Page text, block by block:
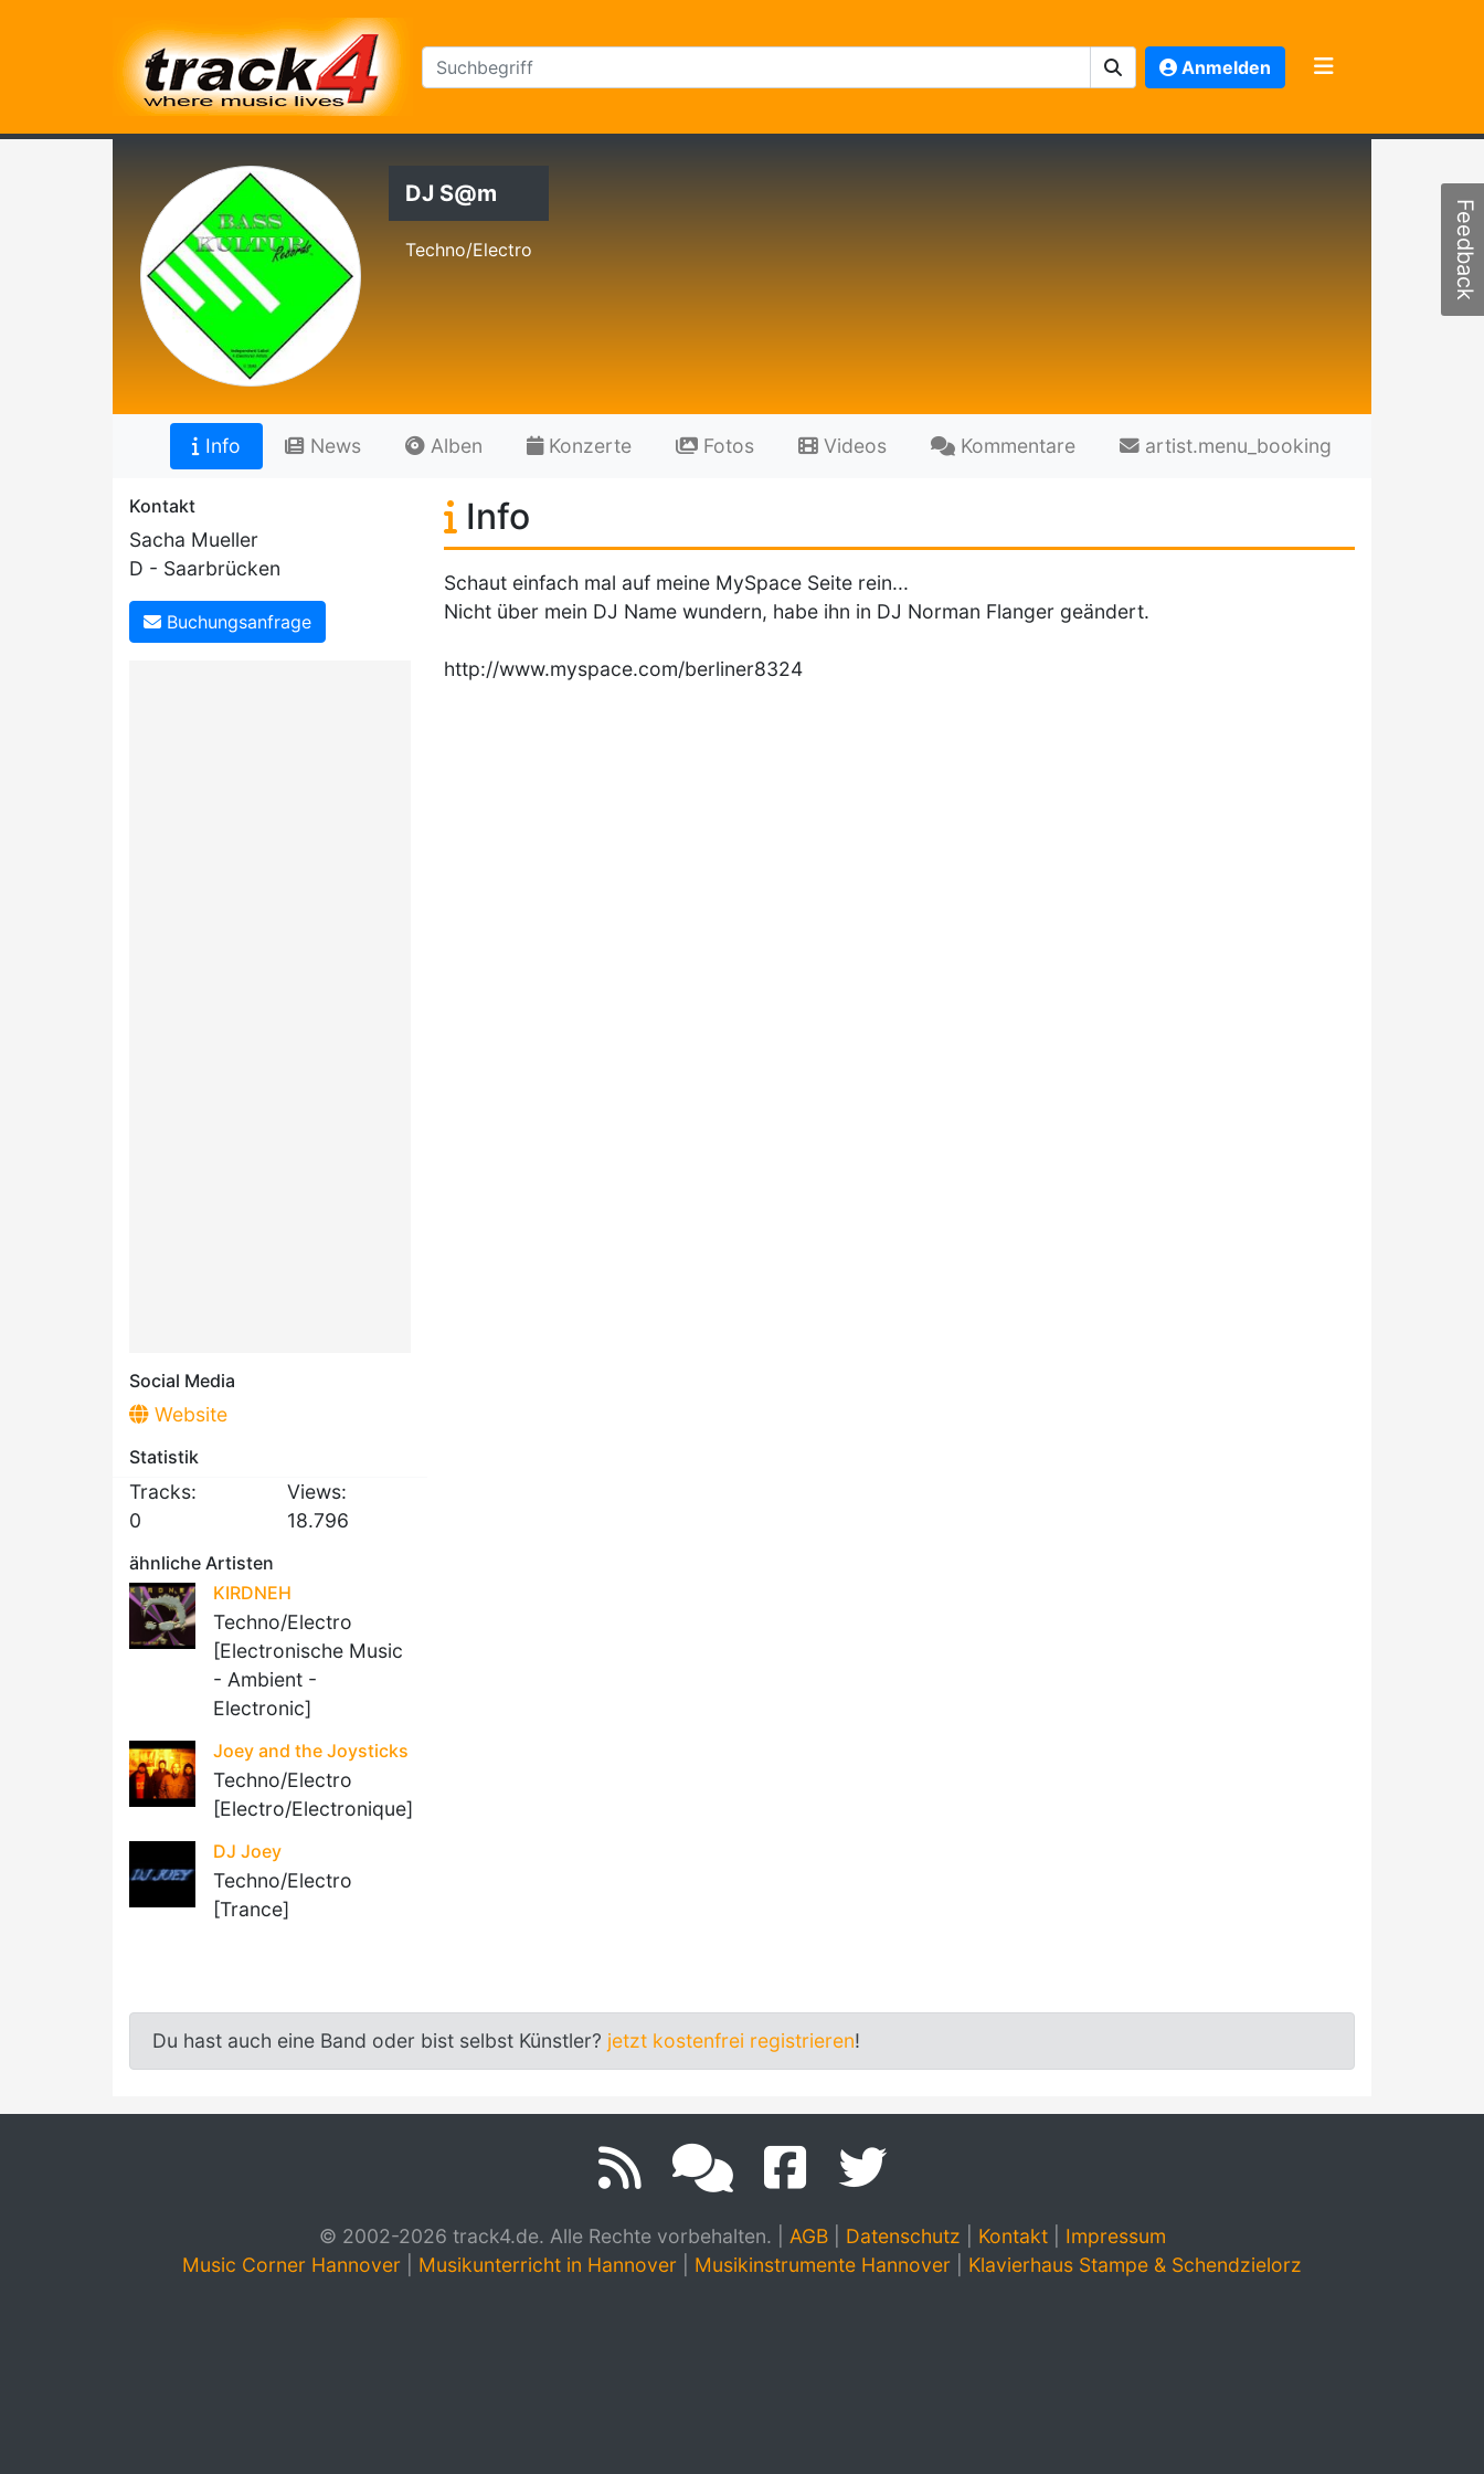
Anmelden
DJ S@m
Techno/Electro
Info News Alben Konzerte Fotos Videos Kommentare artist.menu_booking
Kontakt
Sacha Mueller
D - Saarbrücken
Buchungsanfrage
Social Media
Website
Statistik
Tracks:
0
Views:
18.796
ähnliche Artisten
KIRDNEH
Techno/Electro
[Electronische Music
- Ambient -
Electronic]
Joey and the Joysticks
Techno/Electro
[Electro/Electronique]
DJ Joey
Techno/Electro
[Trance]
Info
Schaut einfach mal auf meine MySpace Seite rein...
Nicht über mein DJ Name wundern, habe ihn in DJ Norman Flanger geändert.
http://www.myspace.com/berliner8324
Du hast auch eine Band oder bist selbst Künstler? jetzt kostenfrei registrieren!
© 2002-2026 track4.de. Alle Rechte vorbehalten. AGB| Datenschutz Kontakt| Impressum
Music Corner Hannover
Musikunterricht in Hannover Musikinstrumente Hannover Klavierhaus Stampe & Schendzielorz
Feedback